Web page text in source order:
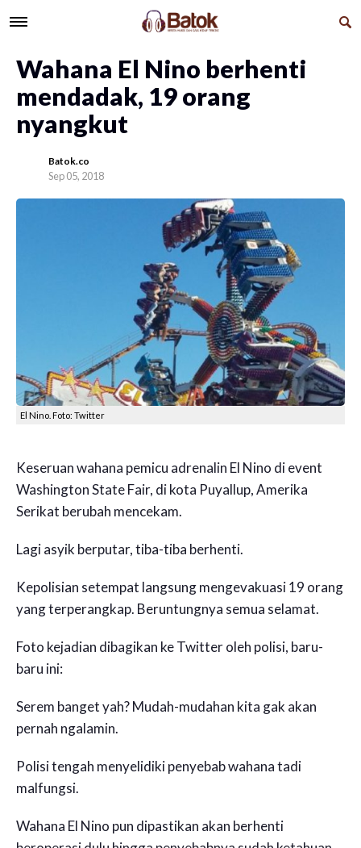
Wahana El Nino berhenti
mendadak, 19 orang
nyangkut
Batok.co
Sep 05, 2018
El Nino. Foto: Twitter
Keseruan wahana pemicu adrenalin El Nino di event
Washington State Fair, di kota Puyallup, Amerika
Serikat berubah mencekam.
Lagi asyik berputar, tiba-tiba berhenti.
Kepolisian setempat langsung mengevakuasi 19 orang
yang terperangkap. Beruntungnya semua selamat.
Foto kejadian dibagikan ke Twitter oleh polisi, baru-
baru ini:
Serem banget yah? Mudah-mudahan kita gak akan
pernah ngalamin.
Polisi tengah menyelidiki penyebab wahana tadi
malfungsi.
Wahana El Nino pun dipastikan akan berhenti